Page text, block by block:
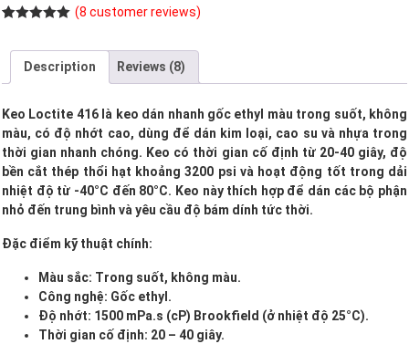
customer
ratings
(8 customer reviews)
Description Reviews (8)
Keo Loctite 416 là keo dán nhanh gốc ethyl màu trong suốt, không
màu, có độ nhớt cao, dùng để dán kim loại, cao su và nhựa trong
thời gian nhanh chóng. Keo có thời gian cố định từ 20-40 giây, độ
bền cắt thép thổi hạt khoảng 3200 psi và hoạt động tốt trong dải
nhiệt độ từ -40°C đến 80°C. Keo này thích hợp để dán các bộ phận
nhỏ đến trung bình và yêu cầu độ bám dính tức thời.
Đặc điểm kỹ thuật chính:
Màu sắc: Trong suốt, không màu.
Công nghệ: Gốc ethyl.
Độ nhớt: 1500 mPa.s (cP) Brookfield (ở nhiệt độ 25°C).
Thời gian cố định: 20 – 40 giây.